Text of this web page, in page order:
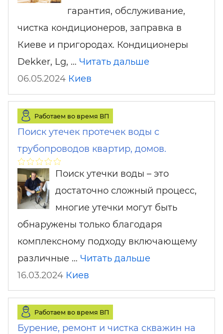
гарантия, обслуживание,
чистка кондиционеров, заправка в
Киеве и пригородах. Кондиционеры
Dekker, Lg, … Читать дальше
06.05.2024 Киев
Работаем во время ВП
Поиск утечек протечек воды с
трубопроводов квартир, домов.
Поиск утечки воды – это
достаточно сложный процесс,
многие утечки могут быть
обнаружены только благодаря
комплексному подходу включающему
различные … Читать дальше
16.03.2024 Киев
Работаем во время ВП
Бурение, ремонт и чистка скважин на